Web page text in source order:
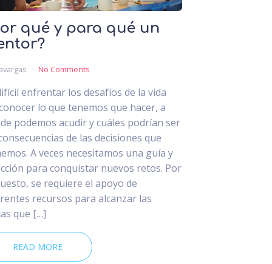
qué y para qué un
No Comments
enfrentar los desafíos de la vida
lo que tenemos que hacer, a
podemos acudir y cuáles podrían ser
de las decisiones que
A veces necesitamos una guía y
para conquistar nuevos retos. Por
se requiere el apoyo de
recursos para alcanzar las
que […]
READ MORE